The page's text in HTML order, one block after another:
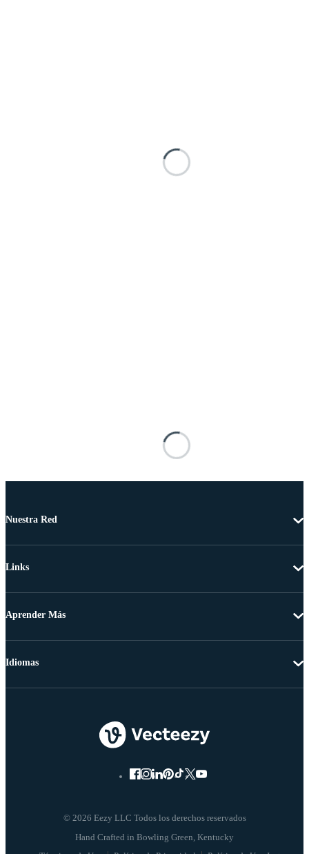
Nuestra Red
Links
Aprender Más
© 2026 Eezy LLC Todos los derechos reservados
Idiomas